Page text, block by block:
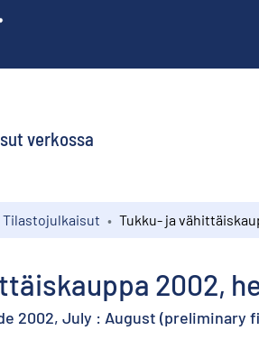
verkossa
Tilastojulkaisut
2002,
2002, July : August (preliminary